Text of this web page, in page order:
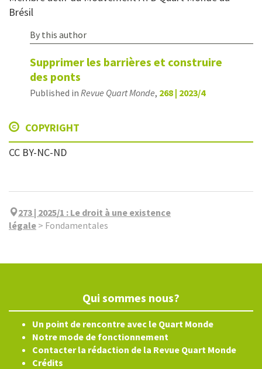
Brésil
By this author
Supprimer les barrières et construire
des ponts
Published in Revue Quart Monde, 268 | 2023/4
COPYRIGHT
CC BY-NC-ND
273 | 2025/1 : Le droit à une existence
légale > Fondamentales
Qui sommes nous?
Un point de rencontre avec le Quart Monde
Notre mode de fonctionnement
Contacter la rédaction de la Revue Quart Monde
Crédits